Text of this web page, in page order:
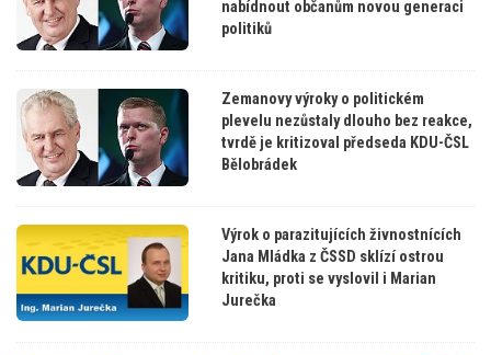
nabídnout občanům novou generaci
politiků
Zemanovy výroky o politickém
plevelu nezůstaly dlouho bez reakce,
tvrdě je kritizoval předseda KDU-ČSL
Bělobrádek
Výrok o parazitujících živnostnících
Jana Mládka z ČSSD sklízí ostrou
kritiku, proti se vyslovil i Marian
Jurečka